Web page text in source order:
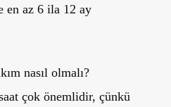
en az 6 ila 12 ay
nasıl olmalı?
çok önemlidir, çünkü